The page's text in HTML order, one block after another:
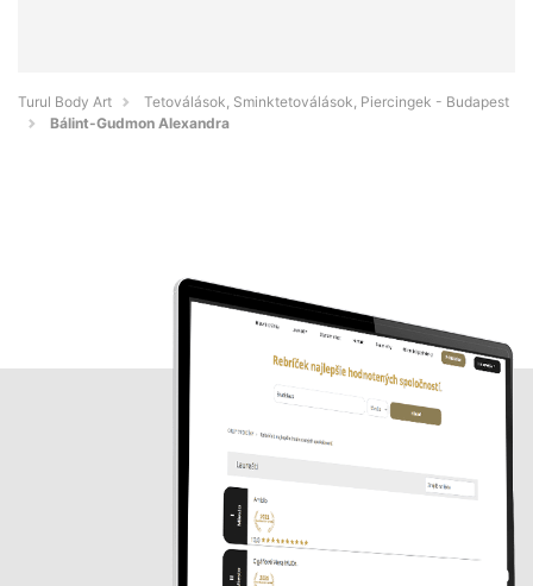
Turul Body Art
Tetoválások, Sminktetoválások, Piercingek - Budapest
Bálint-Gudmon Alexandra